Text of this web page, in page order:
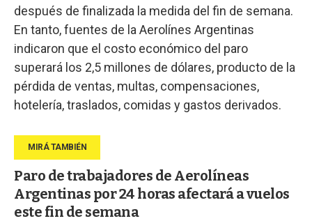
después de finalizada la medida del fin de semana.
En tanto, fuentes de la Aerolínes Argentinas
indicaron que el costo económico del paro
superará los 2,5 millones de dólares, producto de la
pérdida de ventas, multas, compensaciones,
hotelería, traslados, comidas y gastos derivados.
Paro de trabajadores de Aerolíneas
Argentinas por 24 horas afectará a vuelos
este fin de semana